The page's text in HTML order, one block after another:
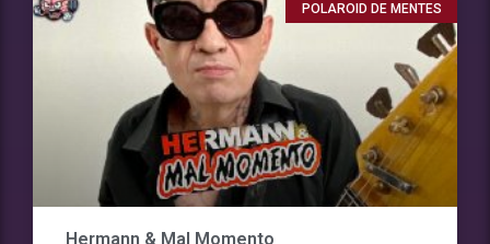
POLAROID DE MENTES
Hermann & Mal Momento